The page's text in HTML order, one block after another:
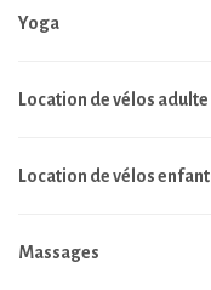
Yoga
Location de vélos adulte
Location de vélos enfant
Massages